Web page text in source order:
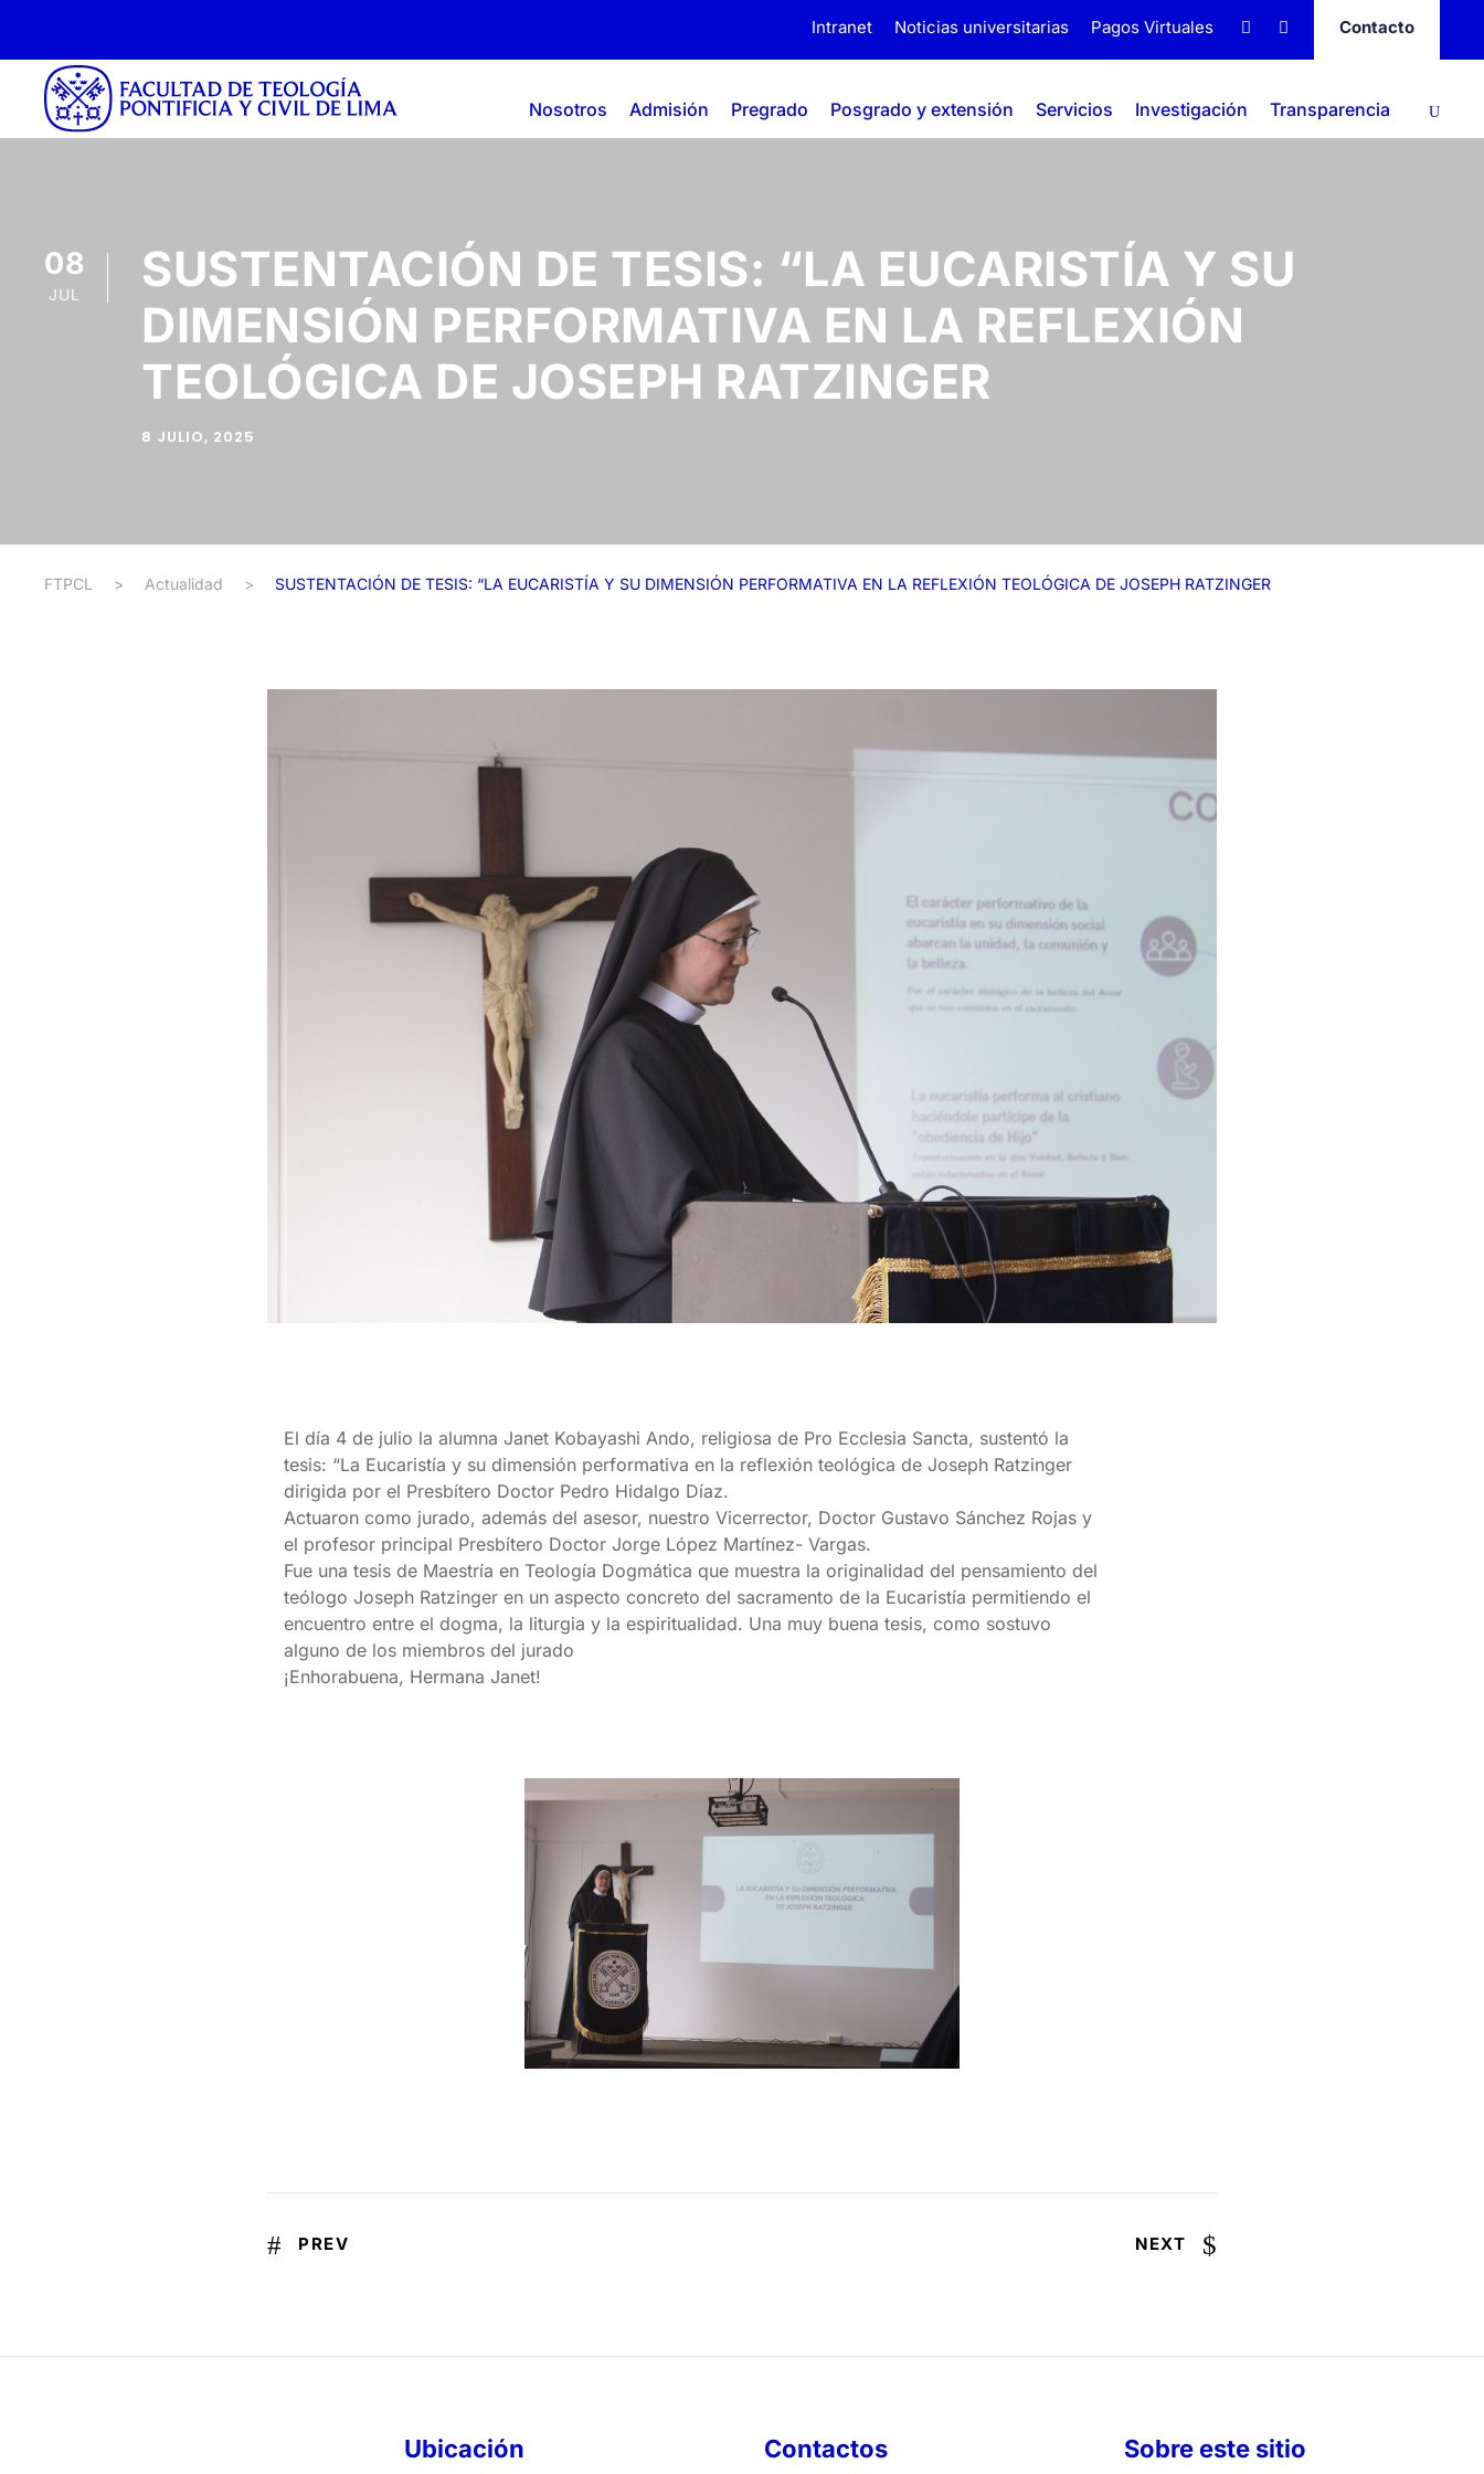
Intranet Noticias universitarias Pagos Virtuales Contacto
Nosotros Admisión Pregrado Posgrado y extensión Servicios Investigación Transparencia
08
JUL
SUSTENTACIÓN DE TESIS: “LA EUCARISTÍA Y SU
DIMENSIÓN PERFORMATIVA EN LA REFLEXIÓN
TEOLÓGICA DE JOSEPH RATZINGER
8 JULIO, 2025
FTPCL > Actualidad > SUSTENTACIÓN DE TESIS: “LA EUCARISTÍA Y SU DIMENSIÓN PERFORMATIVA EN LA REFLEXIÓN TEOLÓGICA DE JOSEPH RATZINGER
El día 4 de julio la alumna Janet Kobayashi Ando, religiosa de Pro Ecclesia Sancta, sustentó la
tesis: “La Eucaristía y su dimensión performativa en la reflexión teológica de Joseph Ratzinger
dirigida por el Presbítero Doctor Pedro Hidalgo Díaz.
Actuaron como jurado, además del asesor, nuestro Vicerrector, Doctor Gustavo Sánchez Rojas y
el profesor principal Presbítero Doctor Jorge López Martínez- Vargas.
Fue una tesis de Maestría en Teología Dogmática que muestra la originalidad del pensamiento del
teólogo Joseph Ratzinger en un aspecto concreto del sacramento de la Eucaristía permitiendo el
encuentro entre el dogma, la liturgia y la espiritualidad. Una muy buena tesis, como sostuvo
alguno de los miembros del jurado
¡Enhorabuena, Hermana Janet!
PREV NEXT
Ubicación Contactos Sobre este sitio